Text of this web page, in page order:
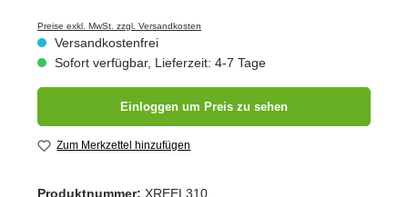
Preise exkl. MwSt. zzgl. Versandkosten
Versandkostenfrei
Sofort verfügbar, Lieferzeit: 4-7 Tage
Einloggen um Preis zu sehen
Zum Merkzettel hinzufügen
Produktnummer: XREEL310